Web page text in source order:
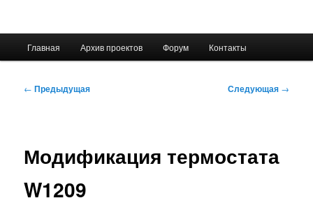
Главная Архив проектов Форум Контакты
Навигация
← Предыдущая Следующая →
Модификация термостата
W1209